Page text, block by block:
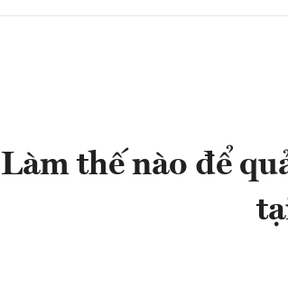
Làm thế nào để